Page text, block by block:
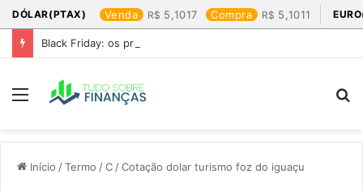
DÓLAR(PTAX) Venda 5,1017 Compra 5,1011
Black Friday: os produtos que mais valem a pena
Menu
Início /Termo /C /Cotação dolar turismo foz do iguaçu​